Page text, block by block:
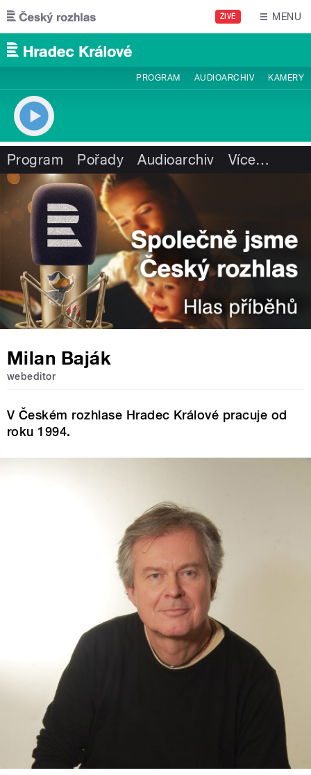
Přejít k hlavnímu obsahu
ŽIVĚ MENU
PROGRAM AUDIOARCHIV KAMERY
Program Pořady Audioarchiv Více…
Milan Baják
webeditor
V Českém rozhlase Hradec Králové pracuje od
roku 1994.